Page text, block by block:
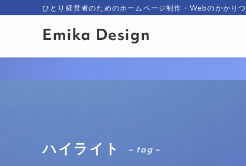
ひとり経営者のためのホームページ制作・Webのかかり
Emika Design
ハイライト – tag –